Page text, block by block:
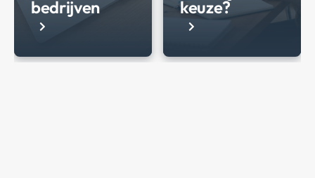
bedrijven keuze?